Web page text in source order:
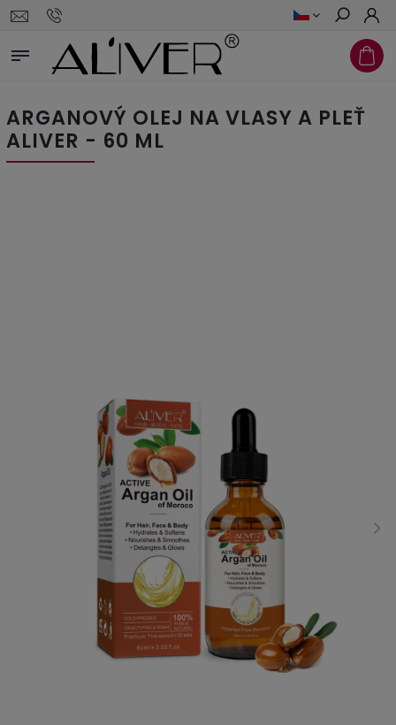
Hledat
ARGANOVÝ OLEJ NA VLASY A PLEŤ
ALIVER - 60 ML